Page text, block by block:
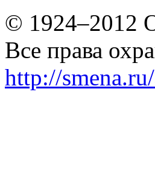
© 1924–2012
Все права
http://